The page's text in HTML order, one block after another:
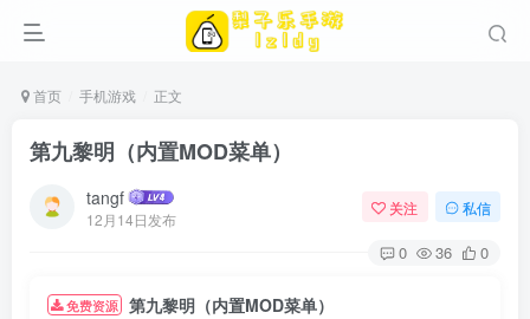
首页 手机游戏 正文
第九黎明（内置MOD菜单）
tangf
12月14日发布
关注 私信
0 36 0
免费资源 第九黎明（内置MOD菜单）